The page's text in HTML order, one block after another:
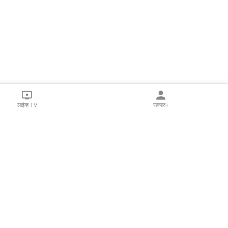
लाईव्ह TV सकाळ+